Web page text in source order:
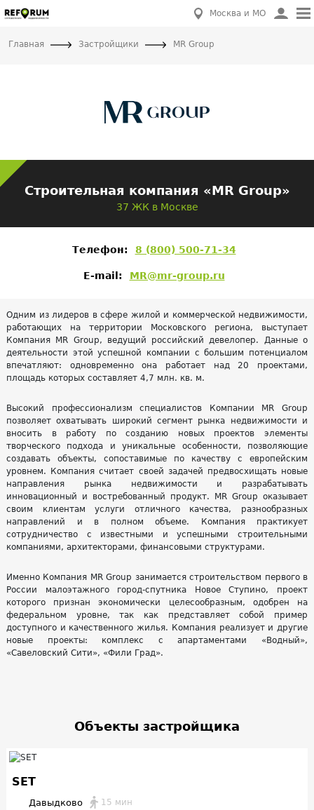
Москва и МО
Главная Застройщики MR Group
Строительная компания «MR Group»
37 ЖК в Москве
Телефон: 8 (800) 500-71-34
E-mail: MR@mr-group.ru
Одним из лидеров в сфере жилой и коммерческой недвижимости,
работающих на территории Московского региона, выступает
Компания MR Group, ведущий российский девелопер. Данные о
деятельности этой успешной компании с большим потенциалом
впечатляют: одновременно она работает над 20 проектами,
площадь которых составляет 4,7 млн. кв. м.
Высокий профессионализм специалистов Компании MR Group
позволяет охватывать широкий сегмент рынка недвижимости и
вносить в работу по созданию новых проектов элементы
творческого подхода и уникальные особенности, позволяющие
создавать объекты, сопоставимые по качеству с европейским
уровнем. Компания считает своей задачей предвосхищать новые
направления рынка недвижимости и разрабатывать
инновационный и востребованный продукт. MR Group оказывает
своим клиентам услуги отличного качества, разнообразных
направлений и в полном объеме. Компания практикует
сотрудничество с известными и успешными строительными
компаниями, архитекторами, финансовыми структурами.
Именно Компания MR Group занимается строительством первого в
России малоэтажного город-спутника Новое Ступино, проект
которого признан экономически целесообразным, одобрен на
федеральном уровне, так как представляет собой пример
доступного и качественного жилья. Компания реализует и другие
новые проекты: комплекс с апартаментами «Водный»,
«Савеловский Сити», «Фили Град».
Объекты застройщика
SET
Давыдково 15 мин